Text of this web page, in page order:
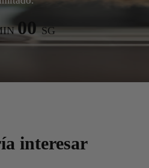
00SG
interesar